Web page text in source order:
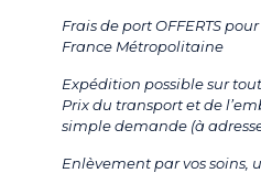
Frais de port OFFERTS
France Métropolitaine
Expédition possible sur
Prix du transport et de
simple demande (à
Enlèvement par vos soins,